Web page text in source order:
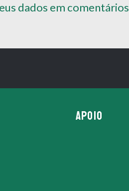
dados em comentários
APOIO